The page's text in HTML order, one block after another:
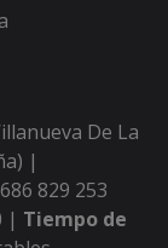
De La
|
686 829 253
| Tiempo de